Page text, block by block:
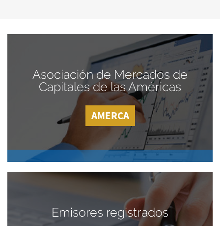
Asociación de Mercados de
Capitales de las Américas
AMERCA
Emisores registrados